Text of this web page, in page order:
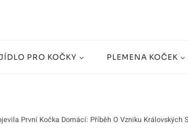
PRO KOČKY PLEMENA KOČEK
První Kočka Domácí: Příběh O Vzniku Královských